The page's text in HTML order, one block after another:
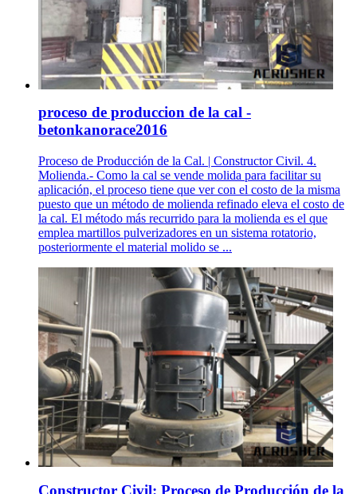
proceso de produccion de la cal -
betonkanorace2016
Proceso de Producción de la Cal. | Constructor Civil. 4.
Molienda.- Como la cal se vende molida para facilitar su
aplicación, el proceso tiene que ver con el costo de la misma
puesto que un método de molienda refinado eleva el costo de
la cal. El método más recurrido para la molienda es el que
emplea martillos pulverizadores en un sistema rotatorio,
posteriormente el material molido se ...
Constructor Civil: Proceso de Producción de la